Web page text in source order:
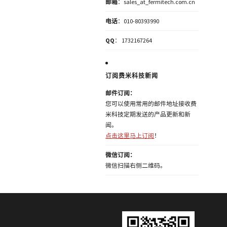
邮箱：sales_at_fermitech.com.cn
电话：010-80393990
QQ ： 1732167264
订阅费米科技新闻
邮件订阅：
您可以使用常用的邮件地址接收费
米科技定期发送的产品更新和新
闻。
点击这里马上订阅 ！
微信订阅：
微信扫描右侧二维码。